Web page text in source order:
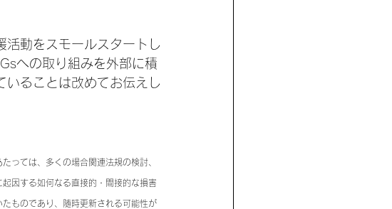
動をスモールスタートし
への取り組みを外部に積
いることは改めてお伝えし
っては、多くの場合関連法規の検討、
因する如何なる直接的・間接的な損害
ものであり、随時更新される可能性が